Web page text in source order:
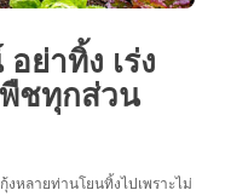
ย่าทิ้ง เร่ง
ชทุกส่วน
งหลายท่านโยนทิ้งไปเพราะไม่